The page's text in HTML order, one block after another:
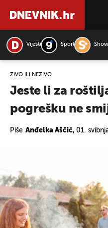
Vijesti Sport
ŽIVO ILI NEŽIVO
Jeste li za
pogrešku ne
Piše Anđelka Aščić, 01.
PRETRAŽITE VIJESTI